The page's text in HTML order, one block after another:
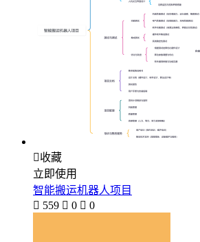
收藏
立即使用
智能搬运机器人项目
 559  0  0